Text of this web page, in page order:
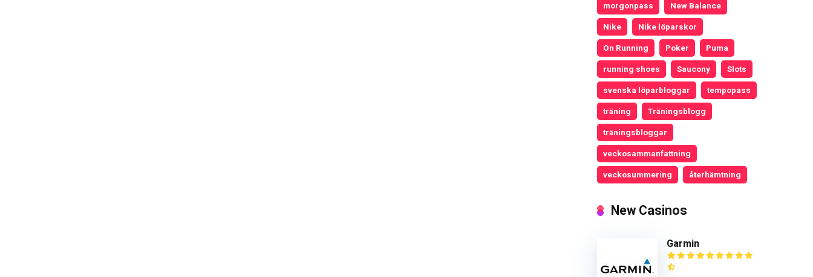
morgonpass New Balance
Nike Nike löparskor
On Running Poker Puma
running shoes Saucony Slots
svenska löparbloggar tempopass
träning Träningsblogg
träningsbloggar
veckosammanfattning
veckosummering återhämtning
New Casinos
Garmin